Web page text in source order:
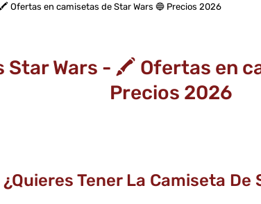
Ofertas en camisetas de Star Wars 🔵 Precios 2026
Star Wars - 🖍️ Ofertas en
Precios 2026
¿Quieres Tener La Camiseta De